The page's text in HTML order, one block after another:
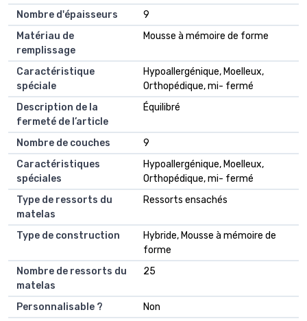
Nombre d'épaisseurs
9
Matériau de
remplissage
Mousse à mémoire de forme
Caractéristique
spéciale
Hypoallergénique, Moelleux,
Orthopédique, mi- fermé
Description de la
fermeté de l’article
Équilibré
Nombre de couches
9
Caractéristiques
spéciales
Hypoallergénique, Moelleux,
Orthopédique, mi- fermé
Type de ressorts du
matelas
Ressorts ensachés
Type de construction
Hybride, Mousse à mémoire de
forme
Nombre de ressorts du
matelas
25
Personnalisable ?
Non